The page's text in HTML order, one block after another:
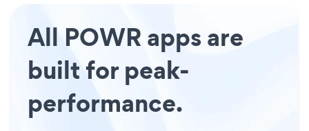
All POWR apps are
built for peak-
performance.